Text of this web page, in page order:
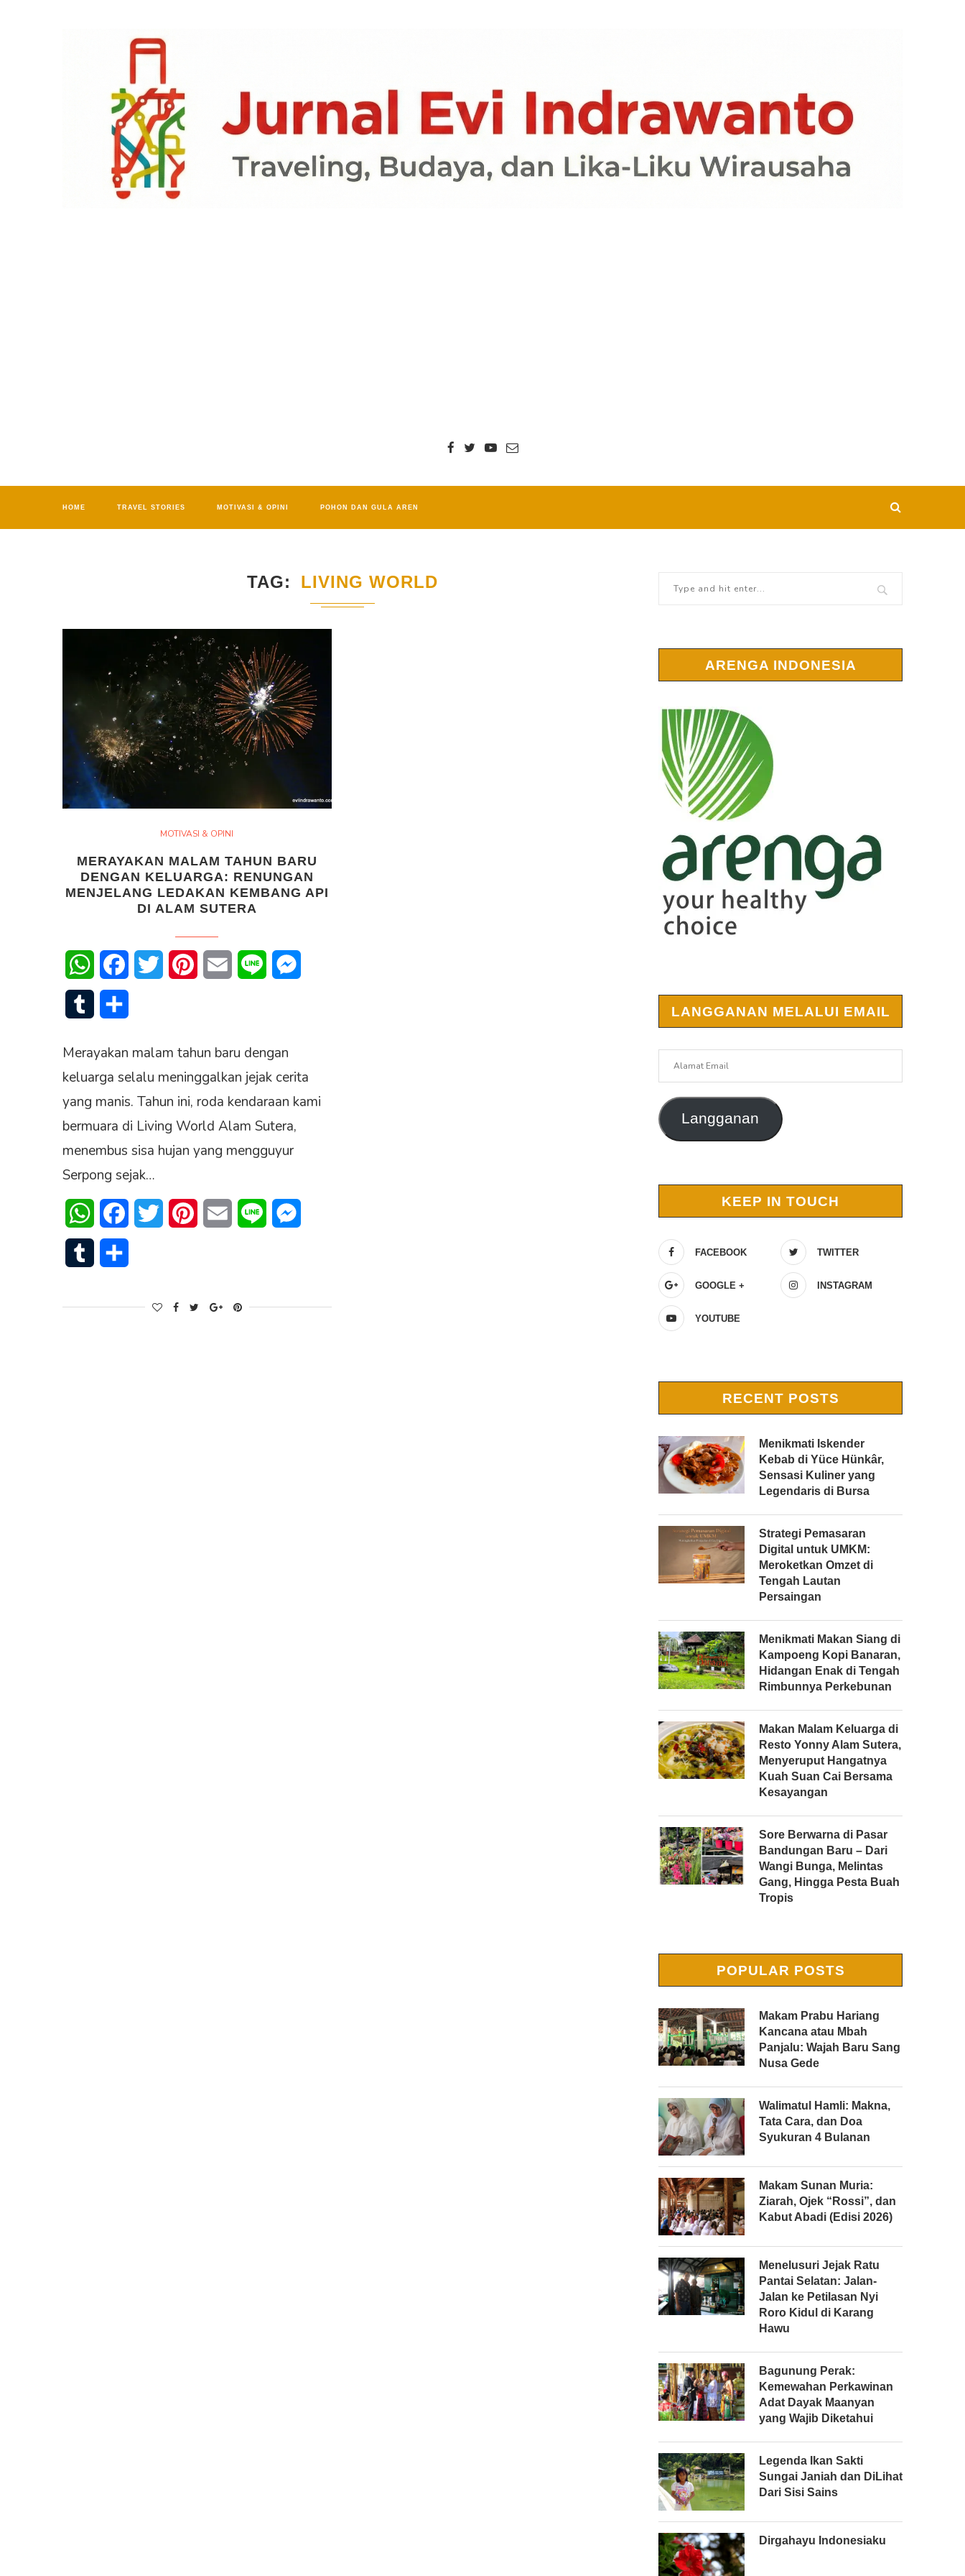
HOME TRAVEL STORIES MOTIVASI & OPINI POHON DAN GULA AREN
TAG LIVING WORLD
MOTIVASI & OPINI
MERAYAKAN MALAM TAHUN BARU
DENGAN KELUARGA: RENUNGAN
MENJELANG LEDAKAN KEMBANG API
DI ALAM SUTERA
WhatsAppFacebookTwitter PinterestEmail Line
Tumblr
Merayakan malam tahun baru dengan
keluarga selalu meninggalkan jejak cerita
yang manis. Tahun ini, roda kendaraan kami
bermuara di Living World Alam Sutera,
menembus sisa hujan yang mengguyur
Serpong sejak…
WhatsAppFacebookTwitter PinterestEmail Line
Tumblr
ARENGA INDONESIA
LANGGANAN MELALUI EMAIL
Langganan
KEEP IN TOUCH
FACEBOOK TWITTER
GOOGLE + INSTAGRAM
YOUTUBE
RECENT POSTS
Menikmati Iskender
Kebab di Yüce Hünkâr,
Sensasi Kuliner yang
Legendaris di Bursa
Strategi Pemasaran
Digital untuk UMKM:
Meroketkan Omzet di
Tengah Lautan
Persaingan
Menikmati Makan Siang di
Kampoeng Kopi Banaran,
Hidangan Enak di Tengah
Rimbunnya Perkebunan
Makan Malam Keluarga di
Resto Yonny Alam Sutera,
Menyeruput Hangatnya
Kuah Suan Cai Bersama
Kesayangan
Sore Berwarna di Pasar
Bandungan Baru – Dari
Wangi Bunga, Melintas
Gang, Hingga Pesta Buah
Tropis
POPULAR POSTS
Makam Prabu Hariang
Kancana atau Mbah
Panjalu: Wajah Baru Sang
Nusa Gede
Walimatul Hamli: Makna,
Tata Cara, dan Doa
Syukuran 4 Bulanan
Makam Sunan Muria:
Ziarah, Ojek “Rossi”, dan
Kabut Abadi (Edisi 2026)
Menelusuri Jejak Ratu
Pantai Selatan: Jalan-
Jalan ke Petilasan Nyi
Roro Kidul di Karang
Hawu
Bagunung Perak:
Kemewahan Perkawinan
Adat Dayak Maanyan
yang Wajib Diketahui
Legenda Ikan Sakti
Sungai Janiah dan DiLihat
Dari Sisi Sains
Dirgahayu Indonesiaku